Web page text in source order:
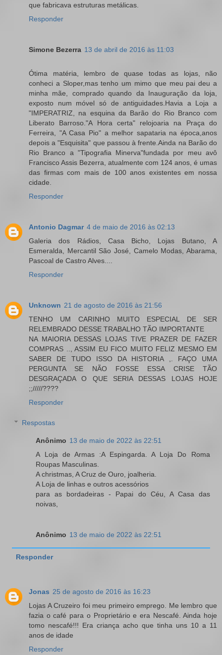
que fabricava estruturas metálicas.
Responder
Simone Bezerra 13 de abril de 2016 às 11:03
Ótima matéria, lembro de quase todas as lojas, não
conheci a Sloper,mas tenho um mimo que meu pai deu a
minha mãe, comprado quando da Inauguração da loja,
exposto num móvel só de antiguidades.Havia a Loja a
"IMPERATRIZ, na esquina da Barão do Rio Branco com
Liberato Barroso."A Hora certa" relojoaria na Praça do
Ferreira, "A Casa Pio" a melhor sapataria na época,anos
depois a "Esquisita" que passou à frente.Ainda na Barão do
Rio Branco a "Tipografia Minerva"fundada por meu avô
Francisco Assis Bezerra, atualmente com 124 anos, é umas
das firmas com mais de 100 anos existentes em nossa
cidade.
Responder
Antonio Dagmar 4 de maio de 2016 às 02:13
Galeria dos Rádios, Casa Bicho, Lojas Butano, A
Esmeralda, Mercantil São José, Camelo Modas, Abarama,
Pascoal de Castro Alves....
Responder
Unknown 21 de agosto de 2016 às 21:56
TENHO UM CARINHO MUITO ESPECIAL DE SER
RELEMBRADO DESSE TRABALHO TÃO IMPORTANTE
NA MAIORIA DESSAS LOJAS TIVE PRAZER DE FAZER
COMPRAS .., ASSIM EU FICO MUITO FELIZ MESMO EM
SABER DE TUDO ISSO DA HISTORIA ,. FAÇO UMA
PERGUNTA SE NÃO FOSSE ESSA CRISE TÃO
DESGRAÇADA O QUE SERIA DESSAS LOJAS HOJE
;;/////????
Responder
Respostas
Anônimo 13 de maio de 2022 às 22:51
A Loja de Armas :A Espingarda. A Loja Do Roma
Roupas Masculinas.
A christmas, A Cruz de Ouro, joalheria.
A Loja de linhas e outros acessórios
para as bordadeiras - Papai do Céu, A Casa das
noivas,
Anônimo 13 de maio de 2022 às 22:51
Responder
Jonas 25 de agosto de 2016 às 16:23
Lojas A Cruzeiro foi meu primeiro emprego. Me lembro que
fazia o café para o Proprietário e era Nescafé. Ainda hoje
tomo nescafé!!! Era criança acho que tinha uns 10 a 11
anos de idade
Responder